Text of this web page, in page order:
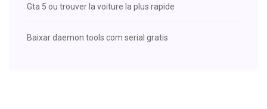
Gta 5 ou trouver la voiture la plus rapide
Baixar daemon tools com serial gratis